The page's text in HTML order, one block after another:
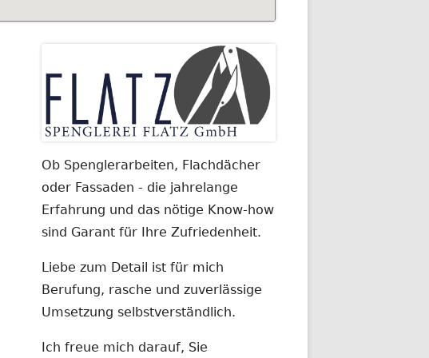
Sidebar
Ob Spenglerarbeiten, Flachdächer
oder Fassaden - die jahrelange
Erfahrung und das nötige Know-how
sind Garant für Ihre Zufriedenheit.
Liebe zum Detail ist für mich
Berufung, rasche und zuverlässige
Umsetzung selbstverständlich.
Ich freue mich darauf, Sie